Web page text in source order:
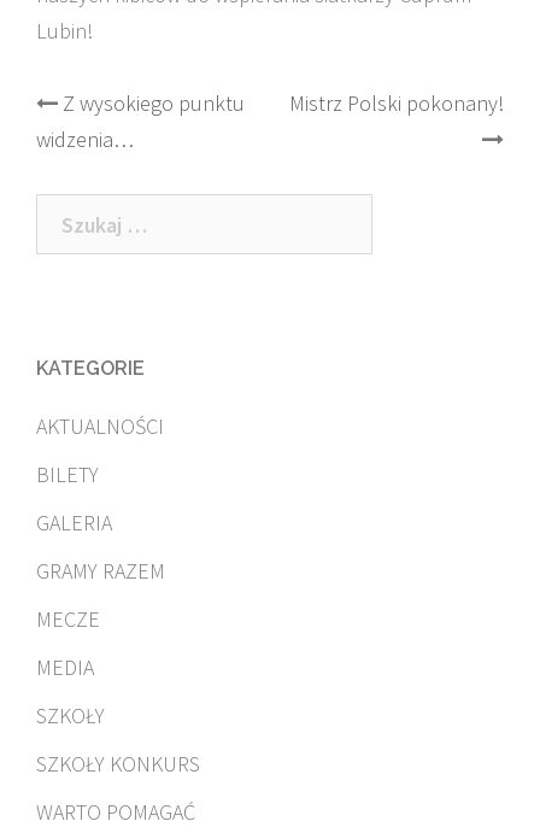
Lubin!
Post
navigation
Z wysokiego punktu
widzenia…
Mistrz Polski pokonany!
Szukaj:
KATEGORIE
AKTUALNOŚCI
BILETY
GALERIA
GRAMY RAZEM
MECZE
MEDIA
SZKOŁY
SZKOŁY KONKURS
WARTO POMAGAĆ